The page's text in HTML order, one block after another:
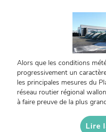
Alors que les conditions
progressivement un
les principales mesures du
réseau routier régional
à faire preuve de la plus
Lire